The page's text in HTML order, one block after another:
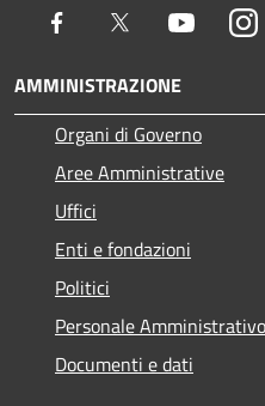
Facebook Twitter Youtube
AMMINISTRAZIONE
Organi di Governo
Aree Amministrative
Uffici
Enti e fondazioni
Politici
Personale Amministrativo
Documenti e dati